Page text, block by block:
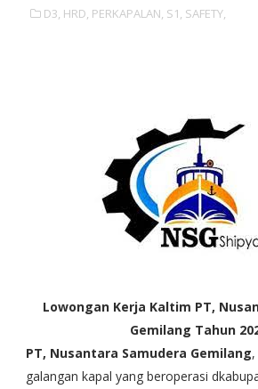
D3, HRD, PERKAPALAN, S1, SAFETY,
Lowongan Kerja Kaltim PT,
Gemilang Tahun
PT, Nusantara Samudera Gemilang
galangan kapal yang beroperasi